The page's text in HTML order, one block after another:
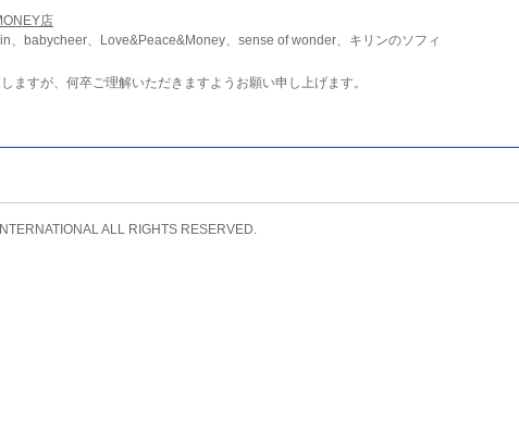
店
、babycheer、Love&Peace&Money、sense of wonder、キリンのソフィ
ますが、何卒ご理解いただきますようお願い申し上げます。